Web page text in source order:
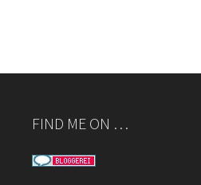
FIND ME ON …